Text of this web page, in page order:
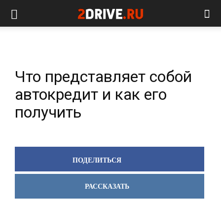
Что представляет собой
автокредит и как его
получить
ПОДЕЛИТЬСЯ
РАССКАЗАТЬ